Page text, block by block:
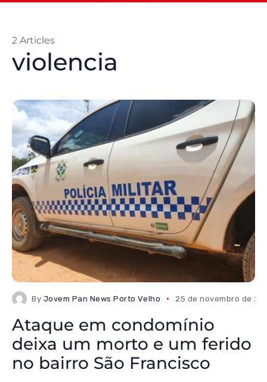
violencia
2 Articles
By Jovem Pan News Porto Velho 25 de novembro de
Ataque em condomínio
deixa um morto e um ferido
no bairro São Francisco